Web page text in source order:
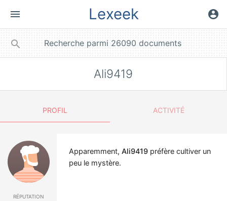
menu Lexeek account_circle
search
Ali9419
PROFIL ACTIVITÉ
réputation
Apparemment, Ali9419 préfère cultiver un
peu le mystère.